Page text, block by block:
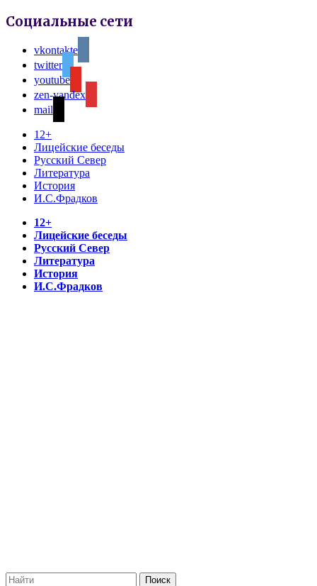
Социальные сети
vkontakte
twitter
youtube
zen-yandex
mail
12+
Лицейские беседы
Русский Север
Литература
История
И.С.Фрадков
12+
Лицейские беседы
Русский Север
Литература
История
И.С.Фрадков